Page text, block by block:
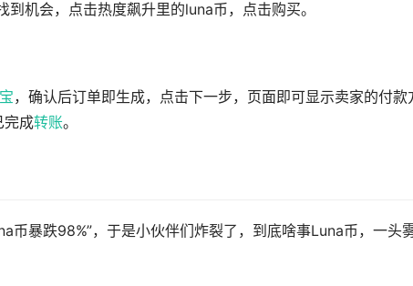
机会，点击热度飙升里的luna币，点击购买。
，确认后订单即生成，点击下一步，页面即可显示卖家的付款
完成转账。
暴跌98%”，于是小伙伴们炸裂了，到底啥事Luna币，一头